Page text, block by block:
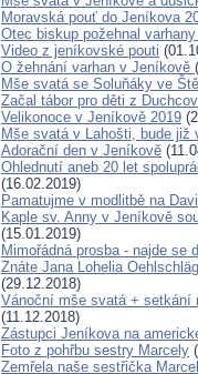
Moravská pouť do Jeníkova
Otec biskup požehnal
Video z jeníkovské pouti
O žehnání varhan v Jeníkově
Mše svatá se Soluňáky ve
Začal tábor pro děti z
Velikonoce v Jeníkově 2019
Mše svatá v Lahošti, bude již
Adorační den v Jeníkově
Ohlednutí aneb 20 let
(16.02.2019)
Pamatujme v modlitbě na
Kaple sv. Anny v Jeníkově
(15.01.2019)
Mimořádná prosba - najde se
Znáte Jana Lohelia
(29.12.2018)
Vánoční mše svatá + setkání
(11.12.2018)
Zástupci Jeníkova na
Foto z pohřbu sestry Marcely
Zemřela naše sestřička